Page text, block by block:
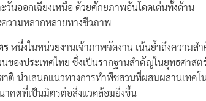
นออกเฉียงเหนือ ด้วยศักยภาพอันโดดเด่นทั้งด้าน
วามหลากหลายทางชีวภาพ
รหนึ่งในหน่วยงานเจ้าภาพจัดงาน เน้นย้ำถึงความส
องประเทศไทย ซึ่งเป็นรากฐานสำคัญในยุทธศาสต
าติ นำเสนอแนวทางการทำพืชสวนที่ผสมผสานเทคโ
าคตที่เป็นมิตรต่อสิ่งแวดล้อมยิ่งขึ้น